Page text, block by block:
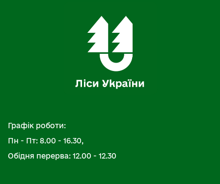
Графік роботи:
Пн - Пт: 8.00 - 16.30,
Обідня перерва: 12.00 - 12.30